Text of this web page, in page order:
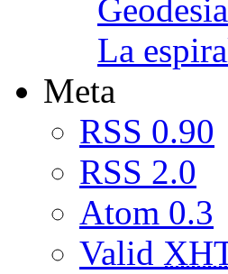
La
Meta
RSS 0.90
RSS 2.0
Atom 0.3
Valid